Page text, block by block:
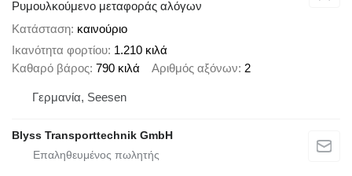
Ρυμουλκούμενο μεταφοράς αλόγων
Κατάσταση καινούριο
Ικανότητα φορτίου 1.210 κιλά
Καθαρό βάρος 790 κιλά Αριθμός αξόνων 2
Γερμανία, Seesen
Blyss Transporttechnik GmbH